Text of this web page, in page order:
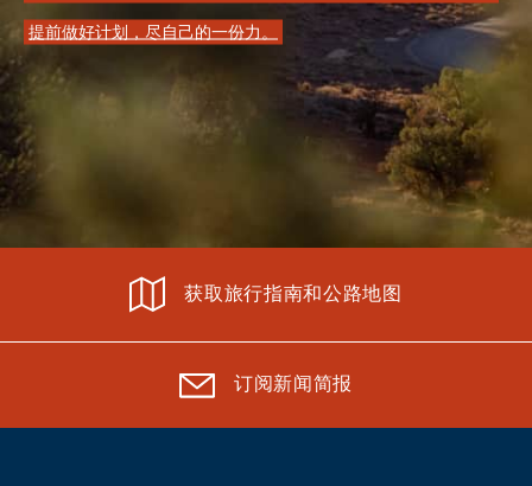
提前做好计划，尽自己的一份力。
获取旅行指南和公路地图
订阅新闻简报